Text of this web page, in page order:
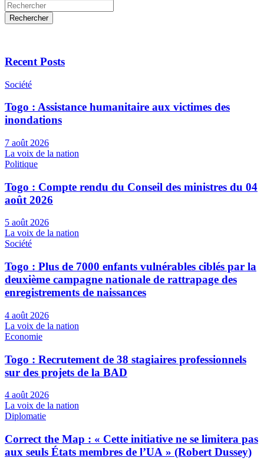
Rechercher
Recent Posts
Société
Togo : Assistance humanitaire aux victimes des
inondations
7 août 2026
La voix de la nation
Politique
Togo : Compte rendu du Conseil des ministres du 04
août 2026
5 août 2026
La voix de la nation
Société
Togo : Plus de 7000 enfants vulnérables ciblés par la
deuxième campagne nationale de rattrapage des
enregistrements de naissances
4 août 2026
La voix de la nation
Economie
Togo : Recrutement de 38 stagiaires professionnels
sur des projets de la BAD
4 août 2026
La voix de la nation
Diplomatie
Correct the Map : « Cette initiative ne se limitera pas
aux seuls États membres de l’UA » (Robert Dussey)